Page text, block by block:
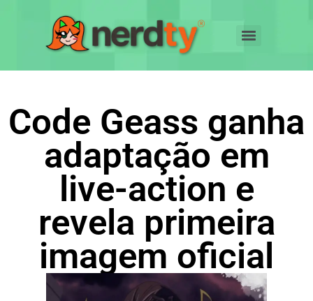
Code Geass ganha
adaptação em
live-action e
revela primeira
imagem oficial